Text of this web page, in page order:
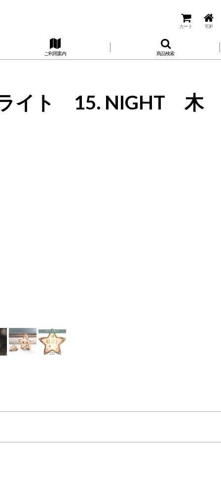
カート TOP
ご利用案内 商品検索
イト 15. NIGHT 木